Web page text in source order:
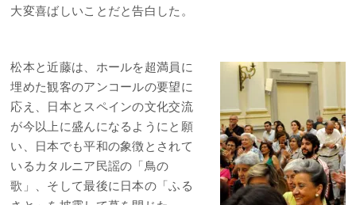
大変喜ばしいことだと告白した。
松本と近藤は、ホールを超満員に
埋めた観客のアンコールの要望に
応え、日本とスペインの文化交流
が今以上に盛んになるようにと願
い、日本でも平和の象徴とされて
いるカタルニア民謡の「鳥の
歌」、そして最後に日本の「ふる